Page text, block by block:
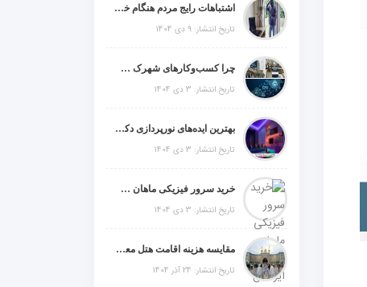
اشتباهات رایج مردم هنگام خرید دزدگیر منزل
تاریخ انتشار: 9 دی 1404
چرا کسب‌وکارهای شهرک صنعتی چهاردانگه فوراً به طراحی سایت نیاز دارند؟
تاریخ انتشار: 3 دی 1404
بهترین ایده‌های نورپردازی دکوراتیو با ال ای دی برای منزل، فروشگاه و دفتر کار
تاریخ انتشار: 3 دی 1404
خرید سرور فیزیکی ماهان شبکه ایرانیان
تاریخ انتشار: 3 دی 1404
مقایسه هزینه اقامت هتل معمولی، میان‌رده یا 5 ستاره در سفر زیارتی عراق
تاریخ انتشار: 24 آذر 1404